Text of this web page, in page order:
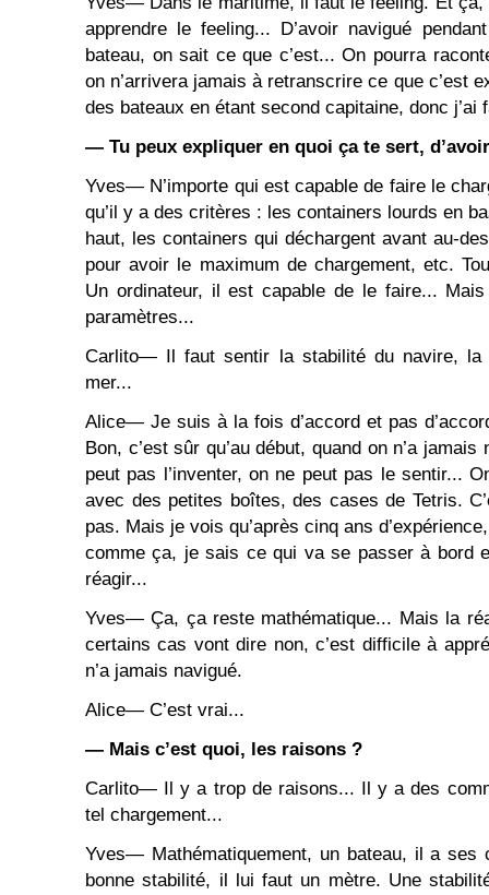
apprendre le feeling... D’avoir navigué
bateau, on sait ce que c’est... On pourra
on n’arrivera jamais à retranscrire ce que c’est
des bateaux en étant second capitaine, donc j’ai
― Tu peux expliquer en quoi ça te sert,
Yves― N’importe qui est capable de faire le
qu’il y a des critères : les containers lourds en
haut, les containers qui déchargent avant au-
pour avoir le maximum de chargement, etc.
Un ordinateur, il est capable de le faire...
paramètres...
Carlito― Il faut sentir la stabilité du navire,
mer...
Alice― Je suis à la fois d’accord et pas
Bon, c’est sûr qu’au début, quand on n’a
peut pas l’inventer, on ne peut pas le sentir...
avec des petites boîtes, des cases de Tetris.
pas. Mais je vois qu’après cinq ans
comme ça, je sais ce qui va se passer à bord
réagir...
Yves― Ça, ça reste mathématique... Mais la
certains cas vont dire non, c’est difficile à
n’a jamais navigué.
Alice― C’est vrai...
― Mais c’est quoi, les raisons ?
Carlito― Il y a trop de raisons... Il y a des
tel chargement...
Yves― Mathématiquement, un bateau, il a ses
bonne stabilité, il lui faut un mètre. Une